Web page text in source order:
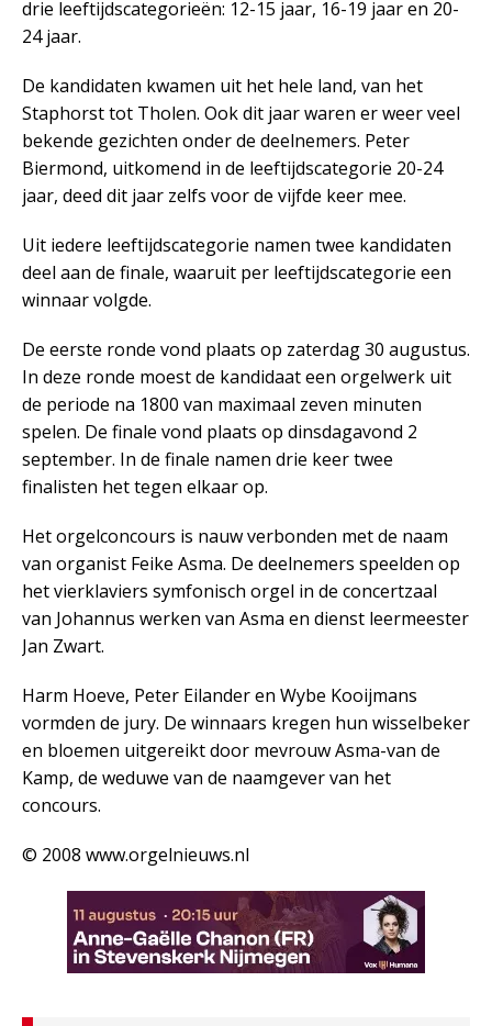
drie leeftijdscategorieën: 12-15 jaar, 16-19 jaar en 20-
24 jaar.
De kandidaten kwamen uit het hele land, van het
Staphorst tot Tholen. Ook dit jaar waren er weer veel
bekende gezichten onder de deelnemers. Peter
Biermond, uitkomend in de leeftijdscategorie 20-24
jaar, deed dit jaar zelfs voor de vijfde keer mee.
Uit iedere leeftijdscategorie namen twee kandidaten
deel aan de finale, waaruit per leeftijdscategorie een
winnaar volgde.
De eerste ronde vond plaats op zaterdag 30 augustus.
In deze ronde moest de kandidaat een orgelwerk uit
de periode na 1800 van maximaal zeven minuten
spelen. De finale vond plaats op dinsdagavond 2
september. In de finale namen drie keer twee
finalisten het tegen elkaar op.
Het orgelconcours is nauw verbonden met de naam
van organist Feike Asma. De deelnemers speelden op
het vierklaviers symfonisch orgel in de concertzaal
van Johannus werken van Asma en dienst leermeester
Jan Zwart.
Harm Hoeve, Peter Eilander en Wybe Kooijmans
vormden de jury. De winnaars kregen hun wisselbeker
en bloemen uitgereikt door mevrouw Asma-van de
Kamp, de weduwe van de naamgever van het
concours.
© 2008 www.orgelnieuws.nl